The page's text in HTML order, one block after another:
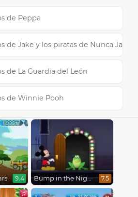
de Peppa
de Jake y los piratas de Nunca Jamás
de La Guardia del León
de Winnie Pooh
9.4 Bump in the Night 7.5